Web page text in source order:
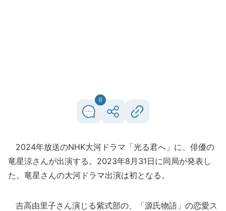
0
2024年放送のNHK大河ドラマ「光る君へ」に、俳優の
竜星涼さんが出演する。2023年8月31日に同局が発表し
た。竜星さんの大河ドラマ出演は初となる。
吉高由里子さん演じる紫式部の、「源氏物語」の恋愛ス